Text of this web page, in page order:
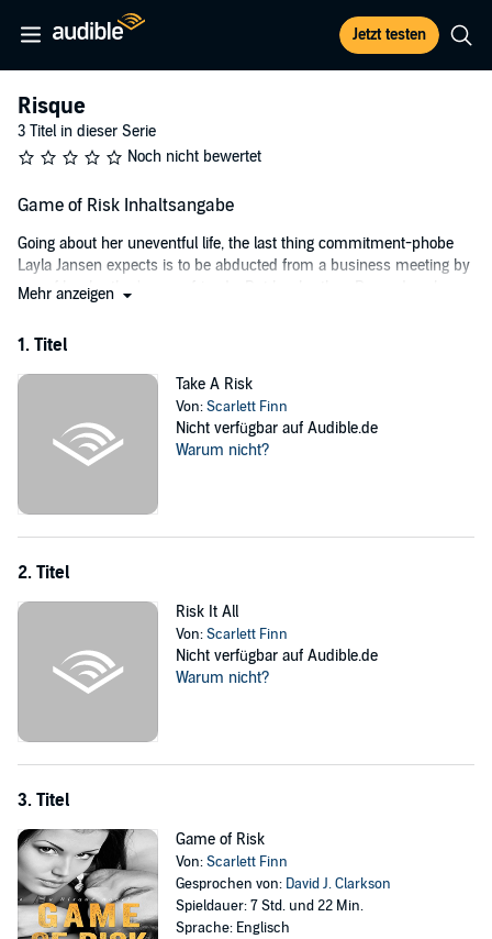
Jetzt testen
Risque
3 Titel in dieser Serie
Noch nicht bewertet
Game of Risk Inhaltsangabe
Going about her uneventful life, the last thing commitment-phobe
Layla Jansen expects is to be abducted from a business meeting by
one of her brother's crazy friends. But her brother, Drew, does know
his old ally is an easy way to put the past to rest. But the sassy
vixen has legs which go all the way to heaven and a mouth that can
match his wit.
Layla promises her brother she'll do as she's told and let Ruger keep
hulk of a man who thinks he can charm his way into every woman's
good graces.
Layla had been accused of many things in her time, being easy
wasn't one of them, and Ruger is about to learn that the hard way.
©2015 Scarlett Finn (P)2016 Scarlett Finn
Mehr anzeigen
1. Titel
Take A Risk
Von:Scarlett Finn
Nicht verfügbar auf Audible.de
Warum nicht?
2. Titel
Risk It All
Von:Scarlett Finn
Nicht verfügbar auf Audible.de
Warum nicht?
3. Titel
Game of Risk
Von:Scarlett Finn
Gesprochen von: David J. Clarkson
Spieldauer: 7 Std. und 22 Min.
Sprache: Englisch